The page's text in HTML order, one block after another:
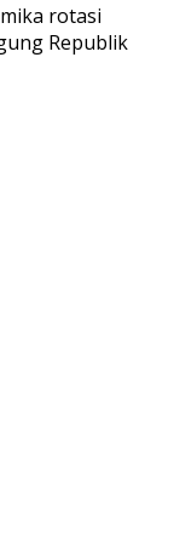
rotasi
Republik